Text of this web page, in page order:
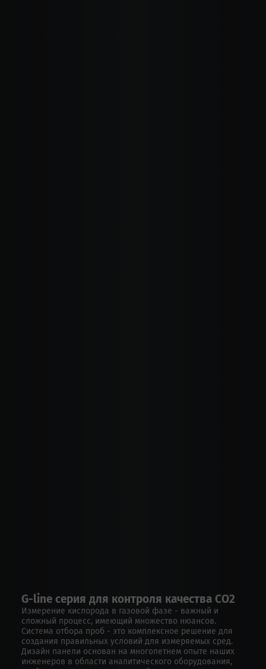
G-line серия для контроля качества CO2
Измерение кислорода в газовой фазе - важный и
сложный процесс, имеющий множество нюансов.
Система отбора проб - это комплексное решение для
создания правильных условий для измеряемых сред.
Дизайн панели основан на многолетнем опыте наших
инженеров в области аналитического оборудования,